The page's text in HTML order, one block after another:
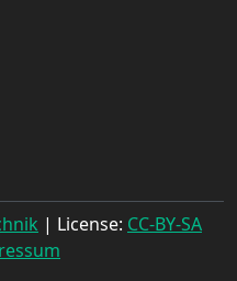
| License: CC-BY-SA